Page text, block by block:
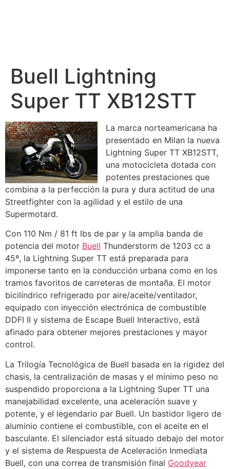
Buell Lightning
Super TT XB12STT
La marca norteamericana ha
presentado en Milan la nueva
Lightning Super TT XB12STT,
una motocicleta dotada con
potentes prestaciones que
combina a la perfección la pura y dura actitud de una
Streetfighter con la agilidad y el estilo de una
Supermotard.
Con 110 Nm / 81 ft lbs de par y la amplia banda de
potencia del motor Buell Thunderstorm de 1203 cc a
45º, la Lightning Super TT está preparada para
imponerse tanto en la conducción urbana como en los
tramos favoritos de carreteras de montaña. El motor
bicilíndrico refrigerado por aire/aceite/ventilador,
equipado con inyección electrónica de combustible
DDFI II y sistema de Escape Buell Interactivo, está
afinado para obtener mejores prestaciones y mayor
control.
La Trilogía Tecnológica de Buell basada en la rigidez del
chasis, la centralización de masas y el mínimo peso no
suspendido proporciona a la Lightning Super TT una
manejabilidad excelente, una aceleración suave y
potente, y el legendario par Buell. Un bastidor ligero de
aluminio contiene el combustible, con el aceite en el
basculante. El silenciador está situado debajo del motor
y el sistema de Respuesta de Aceleración Inmediata
Buell, con una correa de transmisión final Goodyear